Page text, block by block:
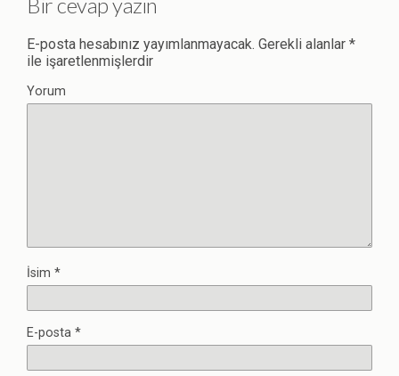
E-posta hesabınız yayımlanmayacak. Gerekli alanlar *
ile işaretlenmişlerdir
Yorum
İsim *
E-posta *